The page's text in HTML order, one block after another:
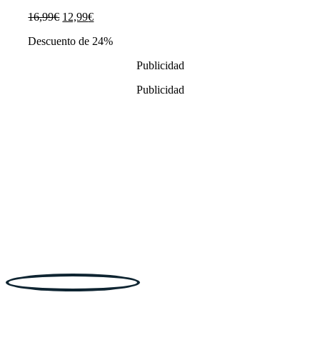
16,99€ El
original
12,99€El
actual
Descuento de 24%
Publicidad
Publicidad